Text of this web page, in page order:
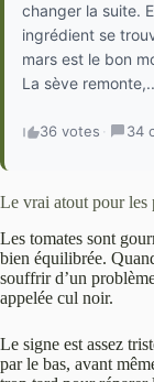
changer la suite.
ingrédient se
mars est le bon
La sève
36 votes · 34
Le vrai atout pour les
Les tomates sont
bien équilibrée.
souffrir d’un
appelée cul noir.
Le signe est assez
par le bas, avant